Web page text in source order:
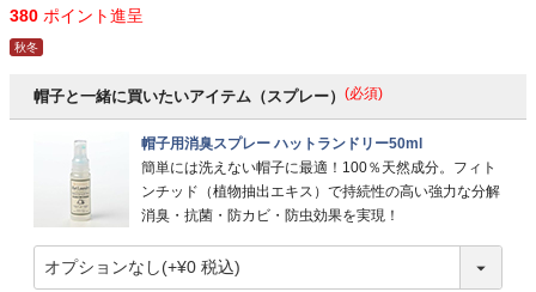
380 ポイント進呈
秋冬
帽子と一緒に買いたいアイテム（スプレー） (必須)
帽子用消臭スプレー ハットランドリー50ml
簡単には洗えない帽子に最適！100％天然成分。フィト
ンチッド（植物抽出エキス）で持続性の高い強力な分解
消臭・抗菌・防カビ・防虫効果を実現！